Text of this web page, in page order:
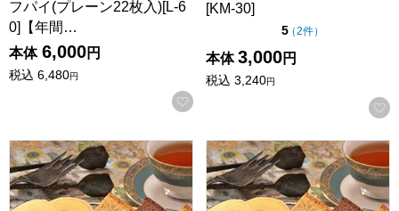
フパイ(プレーン22枚入)[L-6
0]【年間…
本体 6,000円
税込 6,480円
お気に入りに登録する
[KM-30]
5点（5点満点中）
（2件の評価
）
本体 3,000円
税込 3,240円
神戸スイーツポート 港の風に吹かれて【年間ギフト】[KM20]
神戸スイーツポート 港の風